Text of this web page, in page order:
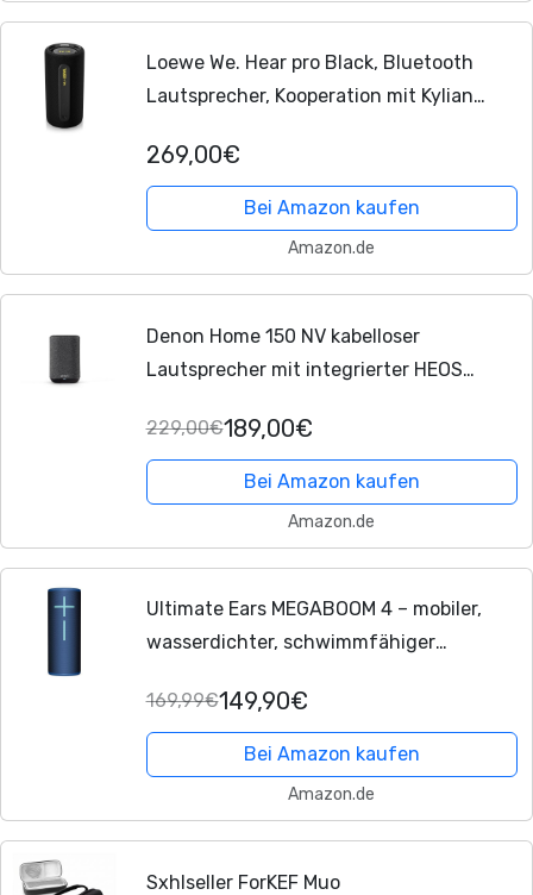
Loewe We. Hear pro Black, Bluetooth
Lautsprecher, Kooperation mit Kylian
Tragbar, 24h Akku, Powerbank, 100W
269,00€
Bei Amazon kaufen
Amazon.de
Denon Home 150 NV kabelloser
Lautsprecher mit integrierter HEOS
AirPlay 2, Schwarz
229,00€189,00€
Bei Amazon kaufen
Amazon.de
Ultimate Ears MEGABOOM 4 – mobiler,
wasserdichter, schwimmfähiger
360-Grad-Sound und donnernden
Tiefen, 20-Stunden-Akku...
169,99€149,90€
Bei Amazon kaufen
Amazon.de
Sxhlseller ForKEF Muo